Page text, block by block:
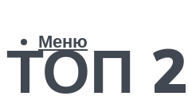
Меню
ТОП